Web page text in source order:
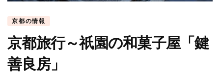
京都の情報
京都旅行～祇園の和菓子屋「鍵
善良房」